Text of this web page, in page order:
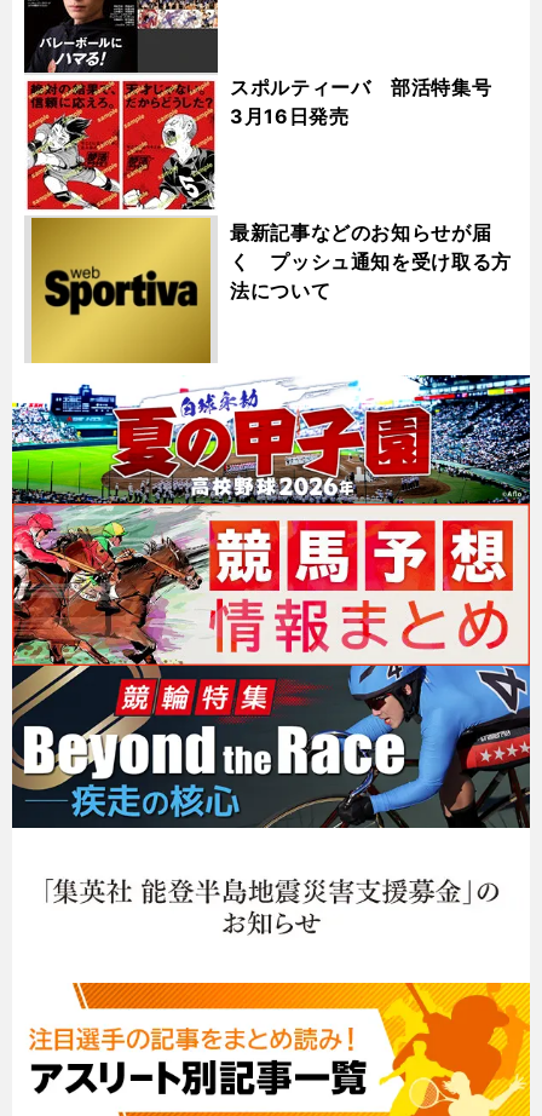
スポルティーバ 部活特集号
3月16日発売
最新記事などのお知らせが届
く プッシュ通知を受け取る方
法について